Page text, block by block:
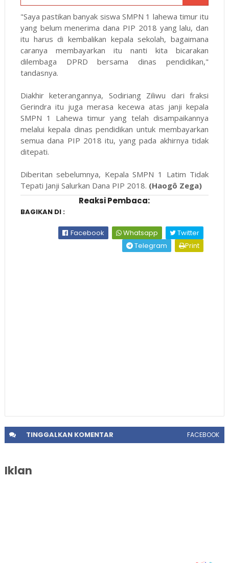
"Saya pastikan banyak siswa SMPN 1 lahewa timur itu
yang belum menerima dana PIP 2018 yang lalu, dan
itu harus di kembalikan kepala sekolah, bagaimana
caranya membayarkan itu nanti kita bicarakan
dilembaga DPRD bersama dinas pendidikan,"
tandasnya.
Diakhir keterangannya, Sodiriang Ziliwu dari fraksi
Gerindra itu juga merasa kecewa atas janji kepala
SMPN 1 Lahewa timur yang telah disampaikannya
melalui kepala dinas pendidikan untuk membayarkan
semua dana PIP 2018 itu, yang pada akhirnya tidak
ditepati.
Diberitan sebelumnya, Kepala SMPN 1 Latim Tidak
Tepati Janji Salurkan Dana PIP 2018. (Haogô Zega)
Reaksi Pembaca:
BAGIKAN DI :
Facebook Whatsapp
Twitter
Telegram
Print
TINGGALKANKOMENTAR FACEBOOK
Iklan